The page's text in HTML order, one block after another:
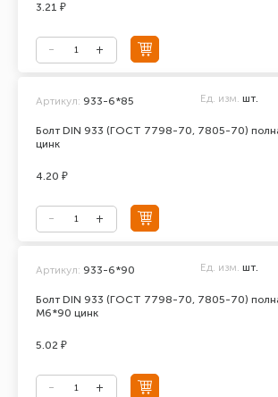
3.21 ₽
Болт DIN 933 (ГОСТ 7798-70, 7805-70)
цинк
Артикул: 933-6*85 Ед. изм. шт.
4.20 ₽
Болт DIN 933 (ГОСТ 7798-70, 7805-70)
М6*90 цинк
Артикул: 933-6*90 Ед. изм. шт.
5.02 ₽